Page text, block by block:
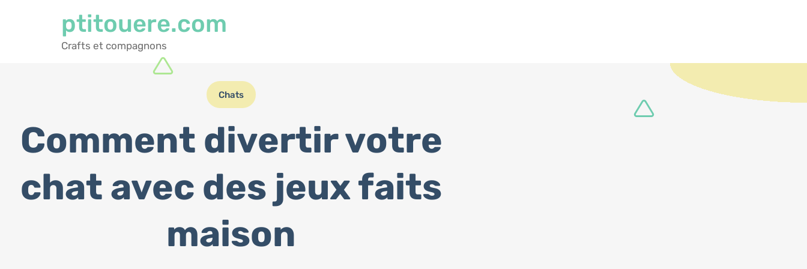
ptitouere.com
Crafts et compagnons
Chats
Comment divertir votre
chat avec des jeux faits
maison